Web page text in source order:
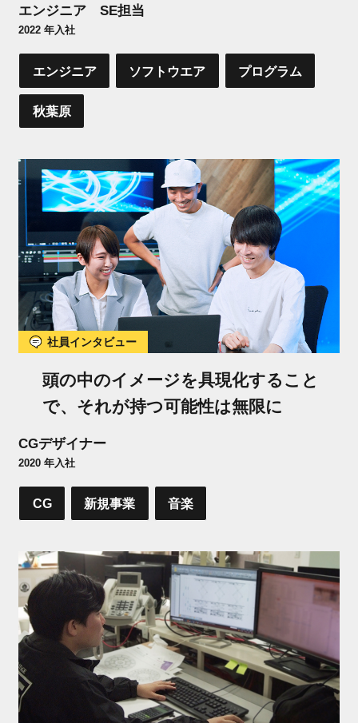
エンジニア SE担当
2022 年入社
エンジニア ソフトウエア プログラム
秋葉原
社員インタビュー
頭の中のイメージを具現化すること
で、それが持つ可能性は無限に
CGデザイナー
2020 年入社
CG 新規事業 音楽